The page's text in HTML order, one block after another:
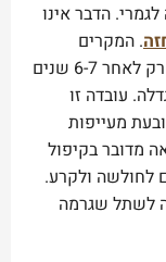
הדבר אינו
. המקרים
הראשונים של קרע בשתלים מופיעים בד"כ רק לאחר 6-7 שנים
עובדה זו
מעייפות
מדובר בקיפול
ולקרע.
לשתל שגרמה